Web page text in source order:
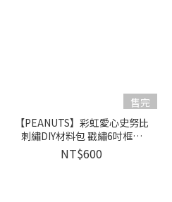
售完
【PEANUTS】彩虹愛心史努比
刺繡DIY材料包 戳繡6吋框．
Snoopy｜2033019 Xiu Crafts
NT$600